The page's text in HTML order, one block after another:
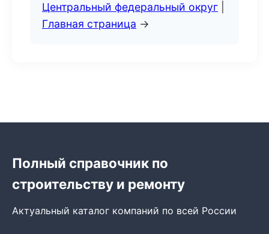
Центральный федеральный округ
Главная страница →
Полный справочник по
строительству и ремонту
Актуальный каталог компаний по всей России